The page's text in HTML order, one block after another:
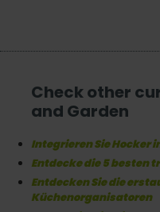
Check other
and Garden
Integrieren Sie Hocker
Entdecke die 5 besten
Entdecken Sie die
Küchenorganisatoren